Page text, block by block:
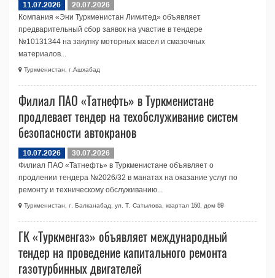
11.07.2026
20.07.2026
Компания «Эни Туркменистан Лимитед» объявляет
предварительный сбор заявок на участие в тендере
№10131344 на закупку моторных масел и смазочных
материалов...
Туркменистан, г.Ашхабад
Филиал ПАО «Татнефть» в Туркменистане
продлевает тендер на техобслуживание систем
безопасности автокранов
10.07.2026
30.07.2026
Филиал ПАО «Татнефть» в Туркменистане объявляет о
продлении тендера №2026/32 в манатах на оказание услуг по
ремонту и техническому обслуживанию...
Туркменистан, г. Балканабад, ул. Т. Сатылова, квартал 150, дом 59
ГК «Туркменгаз» объявляет международный
тендер на проведение капитального ремонта
газотурбинных двигателей